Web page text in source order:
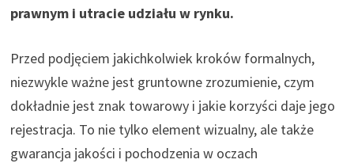
prawnym i utracie udziału w rynku.
Przed podjęciem jakichkolwiek kroków formalnych,
niezwykle ważne jest gruntowne zrozumienie, czym
dokładnie jest znak towarowy i jakie korzyści daje jego
rejestracja. To nie tylko element wizualny, ale także
gwarancja jakości i pochodzenia w oczach